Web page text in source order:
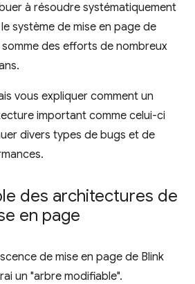
à résoudre systématiquement
système de mise en page de
somme des efforts de nombreux
vous expliquer comment un
important comme celui-ci
divers types de bugs et de
des architectures de
en page
de mise en page de Blink
un "arbre modifiable".